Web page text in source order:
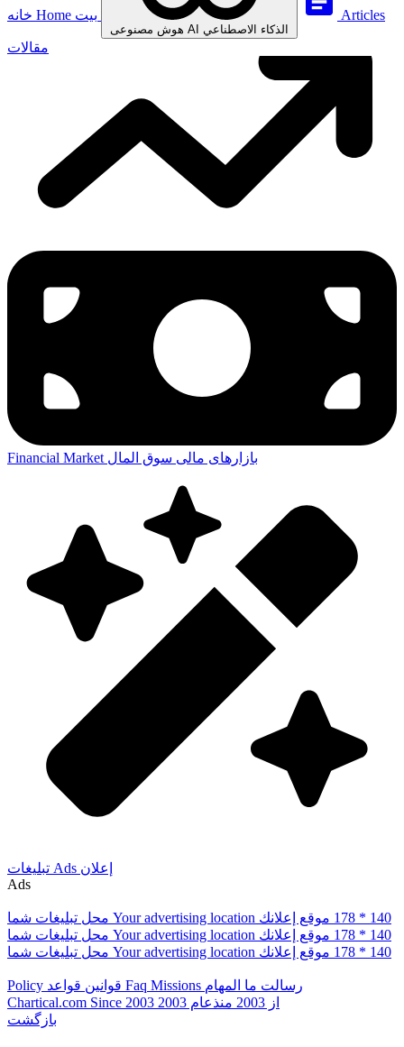
Home
AI الذكاء الاصطناعي
Articles
مقالات
Financial Market بازارهای مالی سوق المال
تبلیغات Ads إعلان
Ads
محل تبلیغات شما Your advertising location موقع إعلانك 178 * 140
محل تبلیغات شما Your advertising location موقع إعلانك 178 * 140
محل تبلیغات شما Your advertising location موقع إعلانك 178 * 140
Policy قوانین قواعد Faq Missions رسالت ما المهام
Chartical.com Since 2003 از 2003
منذعام 2003
بازگشت